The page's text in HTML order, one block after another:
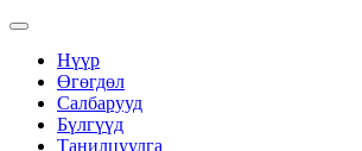
Нүүр
Өгөгдөл
Салбарууд
Бүлгүүд
Танилцуулга